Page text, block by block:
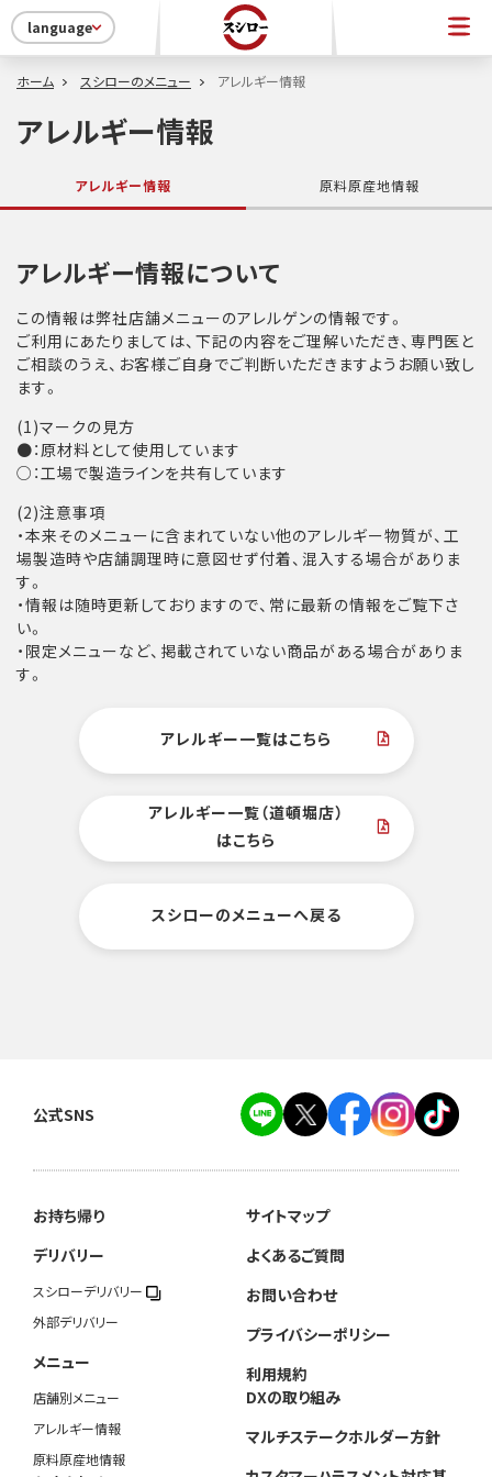
language
ホーム スシローのメニュー アレルギー情報
アレルギー情報
アレルギー情報 原料原産地情報
アレルギー情報について
この情報は弊社店舗メニューのアレルゲンの情報です。
ご利用にあたりましては、下記の内容をご理解いただき、専門医と
ご相談のうえ、お客様ご自身でご判断いただきますようお願い致し
ます。
(1)マークの見方
●：原材料として使用しています
○：工場で製造ラインを共有しています
(2)注意事項
・本来そのメニューに含まれていない他のアレルギー物質が、工
場製造時や店舗調理時に意図せず付着、混入する場合がありま
す。
・情報は随時更新しておりますので、常に最新の情報をご覧下さ
い。
・限定メニューなど、掲載されていない商品がある場合がありま
す。
アレルギー一覧はこちら
アレルギー一覧（道頓堀店）
はこちら
スシローのメニューへ戻る
公式SNS
お持ち帰り
デリバリー
スシローデリバリー
外部デリバリー
メニュー
店舗別メニュー
アレルギー情報
原料原産地情報
サイトマップ
よくあるご質問
お問い合わせ
プライバシーポリシー
利用規約
DXの取り組み
マルチステークホルダー方針